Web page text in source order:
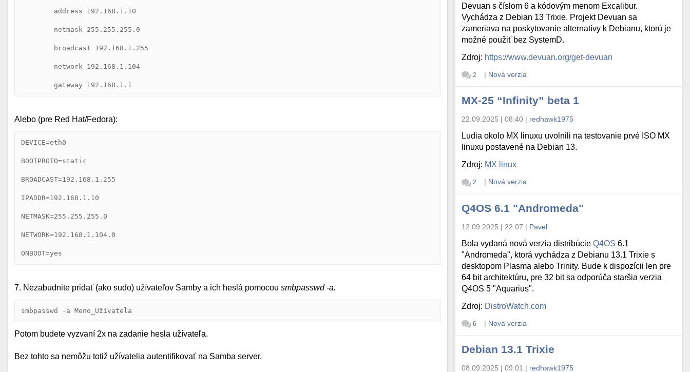
        address 192.168.1.10
        netmask 255.255.255.0
        broadcast 192.168.1.255
        network 192.168.1.104
        gateway 192.168.1.1
Alebo (pre Red Hat/Fedora):
DEVICE=eth0
BOOTPROTO=static
BROADCAST=192.168.1.255
IPADDR=192.168.1.10
NETMASK=255.255.255.0
NETWORK=192.168.1.104.0
ONBOOT=yes
7. Nezabudnite pridať (ako sudo) užívateľov Samby a ich heslá pomocou smbpasswd -a.
smbpasswd -a Meno_Užívateľa
Potom budete vyzvaní 2x na zadanie hesla užívateľa.
Bez tohto sa nemôžu totiž užívatelia autentifikovať na Samba server.
Devuan s číslom 6 a kódovým menom Excalibur.
Vychádza z Debian 13 Trixie. Projekt Devuan sa
zameriava na poskytovanie alternatívy k Debianu, ktorú je
možné použiť bez SystemD.
Zdroj: https://www.devuan.org/get-devuan
2 | Nová verzia
MX-25 “Infinity” beta 1
22.09.2025 | 08:40 | redhawk1975
Ludia okolo MX linuxu uvolnili na testovanie prvé ISO MX
linuxu postavené na Debian 13.
Zdroj: MX linux
2 | Nová verzia
Q4OS 6.1 "Andromeda"
12.09.2025 | 22:07 | Pavel
Bola vydaná nová verzia distribúcieQ4OS 6.1
"Andromeda", ktorá vychádza z Debianu 13.1 Trixie s
desktopom Plasma alebo Trinity. Bude k dispozícii len pre
64 bit architektúru, pre 32 bit sa odporúča staršia verzia
Q4OS 5 "Aquarius".
Zdroj: DistroWatch.com
6 | Nová verzia
Debian 13.1 Trixie
08.09.2025 | 09:01 | redhawk1975